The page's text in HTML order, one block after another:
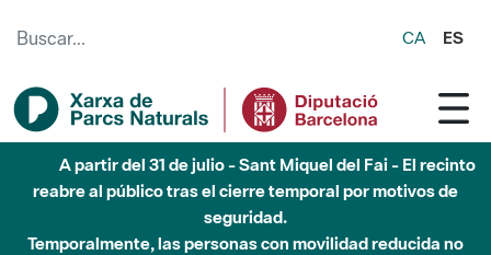
CA ES
A partir del 31 de julio - Sant Miquel del Fai - El recinto
reabre al público tras el cierre temporal por motivos de
seguridad.
Temporalmente, las personas con movilidad reducida no